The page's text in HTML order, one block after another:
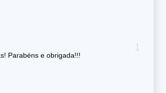
Parabéns e obrigada!!!